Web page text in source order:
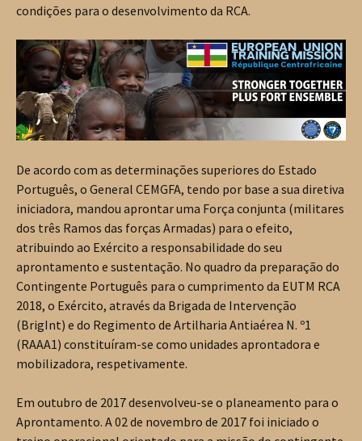
condições para o desenvolvimento da RCA.
De acordo com as determinações superiores do Estado
Português, o General CEMGFA, tendo por base a sua diretiva
iniciadora, mandou aprontar uma Força conjunta (militares
dos três Ramos das forças Armadas) para o efeito,
atribuindo ao Exército a responsabilidade do seu
aprontamento e sustentação. No quadro da preparação do
Contingente Português para o cumprimento da EUTM RCA
2018, o Exército, através da Brigada de Intervenção
(BrigInt) e do Regimento de Artilharia Antiaérea N. º1
(RAAA1) constituíram-se como unidades aprontadora e
mobilizadora, respetivamente.
Em outubro de 2017 desenvolveu-se o planeamento para o
Aprontamento. A 02 de novembro de 2017 foi iniciado o